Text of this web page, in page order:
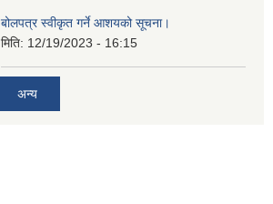
बोलपत्र स्वीकृत गर्ने आशयको सूचना।
मिति: 12/19/2023 - 16:15
अन्य